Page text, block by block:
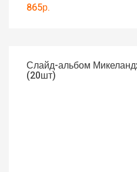
865р.
Слайд-альбом
(20шт)